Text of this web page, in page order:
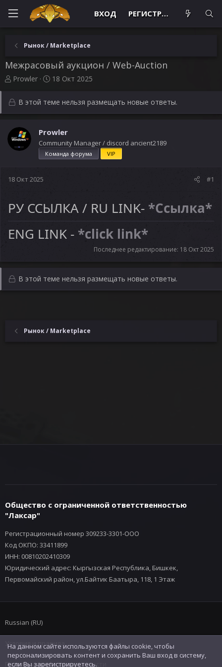
ВХОД РЕГИСТРАЦИЯ
Рынок / Marketplace
Межрасовый аукцион / Web-Auction
А
т
о
р
т
е
м
ы
Prowler
Д
а
н
ч
а
л
18 Окт 2025
В этой теме нельзя размещать новые ответы.
Prowler
Community Manager / discord ancient2189
Команда форума VIP
18 Окт 2025 #1
РУ ССЫЛКА / RU LINK- *Ссылка*
ENG LINK - *click link*
Последнее редактирование: 18 Окт 2025
В этой теме нельзя размещать новые ответы.
Рынок / Marketplace
Общество с ограниченной ответственностью
"Лаксар"
Регистрационный номер 309233-3301-ООО
Код ОКПО: 33411899
ИНН: 00810202410309
Юридический адрес: Кыргызская Республика, Бишкек,
Первомайский район, ул.Байтик Баатыра, 118, 1 Этаж
Russian (RU)
Условия и правила
Политика конфиденциальности
На данном сайте используются файлы cookie, чтобы
персонализировать контент и сохранить Ваш вход в систему,
если Вы зарегистрируетесь.